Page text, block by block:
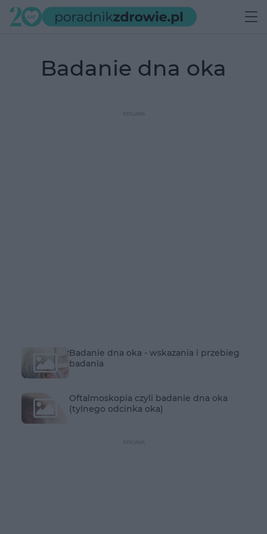
badanie dna oka
Badanie dna oka - wskazania i przebieg
badania
Oftalmoskopia czyli badanie dna oka
(tylnego odcinka oka)